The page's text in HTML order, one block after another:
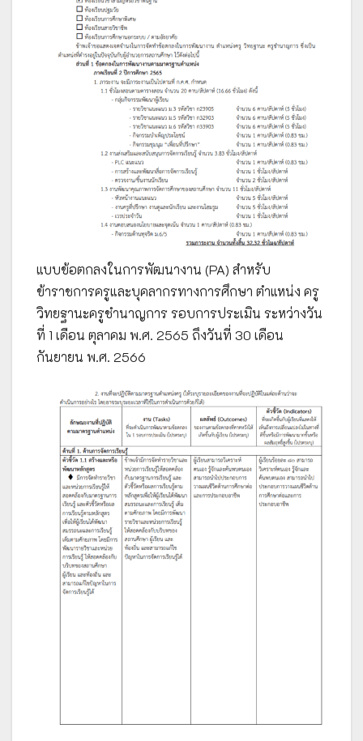
แบบข้อตกลงในการพัฒนางาน (PA) สำหรับ
ข้าราชการครูและบุคลากรทางการศึกษา ตำแหน่ง ครู
วิทยฐานะครูชำนาญการ รอบการประเมิน ระหว่างวัน
ที่ 1 เดือน ตุลาคม พ.ศ. 2565 ถึงวันที่ 30 เดือน
กันยายน พ.ศ. 2566